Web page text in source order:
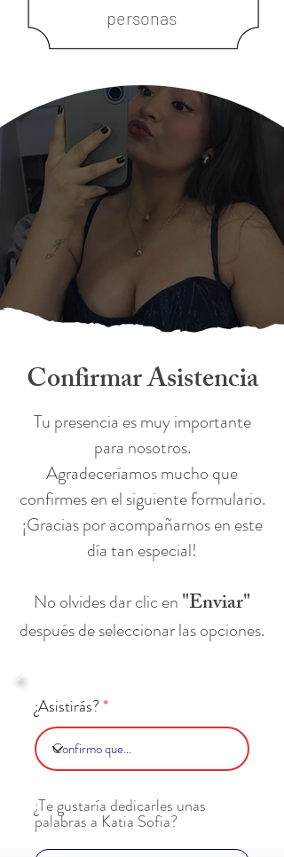
personas
Confirmar Asistencia
Tu presencia es muy importante
para nosotros.
Agradeceríamos mucho que
confirmes en el siguiente formulario.
¡Gracias por acompañarnos en este
día tan especial!
No olvides dar clic en "Enviar"
después de seleccionar las opciones.
¿Asistirás?
¿Te gustaría dedicarles unas
palabras a Katia Sofia?